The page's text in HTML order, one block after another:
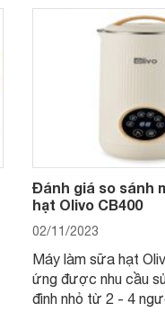
2025 mới vừa sang,
mua sắm cuối năm.
Đánh giá so sánh
hạt Olivo CB400
02/11/2023
Máy làm sữa hạt
ứng được nhu cầu
đình nhỏ từ 2 - 4